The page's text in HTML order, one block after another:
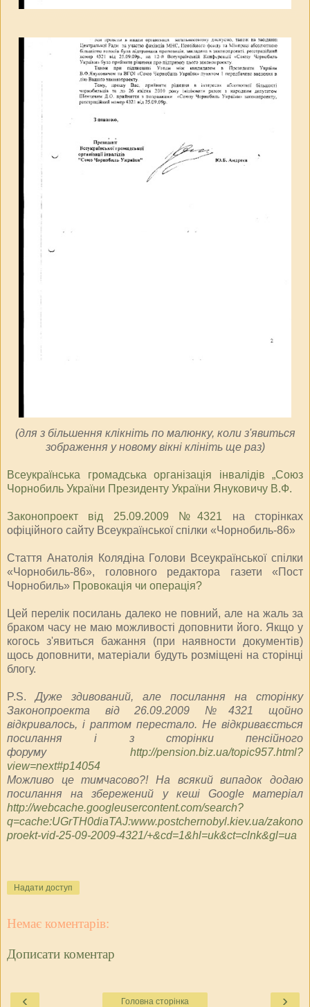
(для з більшення клікніть по малюнку, коли з'явиться
зображення у новому вікні клініть ще раз)
Всеукраїнська громадська організація інвалідів „Союз
Чорнобиль України Президенту України Януковичу В.Ф.
Законопроект від 25.09.2009 №4321 на сторінках
офіційного сайту Всеукраїнської спілки «Чорнобиль-86»
Стаття Анатолія Колядіна Голови Всеукраїнської спілки
«Чорнобиль-86», головного редактора газети «Пост
Чорнобиль» Провокація чи операція?
Цей перелік посилань далеко не повний, але на жаль за
браком часу не маю можливості доповнити його. Якщо у
когось з'явиться бажання (при наявности документів)
щось доповнити, матеріали будуть розміщені на сторінці
блогу.
P.S.Дуже здивований, але посилання на сторінку
Законопроекта від 26.09.2009 №4321 щойно
відкривалось, і раптом перестало. Не відкриваєсться
посилання і з сторінки пенсійного
форуму http://pension.biz.ua/topic957.html?
view=next#p14054
Можливо це тимчасово?! На всякий випадок додаю
посилання на збережений у кеші Google матеріал
http://webcache.googleusercontent.com/search?
q=cache:UGrTH0diaTAJ:www.postchernobyl.kiev.ua/zakono
proekt-vid-25-09-2009-4321/+&cd=1&hl=uk&ct=clnk&gl=ua
Надати доступ
Немає коментарів:
Дописати коментар
‹ ›
Головна сторінка